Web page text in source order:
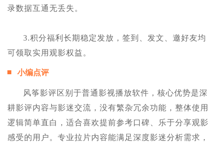
录数据互通无丢失。
3.积分福利长期稳定发放，签到、发文、邀好友均
可领取实用观影权益。
小编点评
风筝影评区别于普通影视播放软件，核心优势是深
耕影评内容与影迷交流，没有繁杂冗余功能，整体使用
逻辑简单直白，适合喜欢提前参考口碑、乐于分享观影
感受的用户。专业拉片内容能满足深度影迷分析需求，